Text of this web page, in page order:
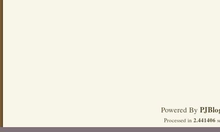
Powered By
Processed in 2.441406